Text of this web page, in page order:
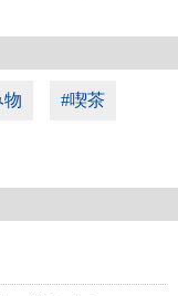
物 #喫茶